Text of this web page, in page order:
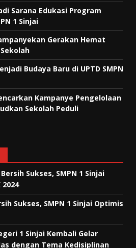
Sarana Edukasi Program
1 Sinjai
Gerakan Hemat
Budaya Baru di UPTD SMPN
Kampanye Pengelolaan
Sekolah Peduli
Sukses, SMPN 1 Sinjai
Sukses, SMPN 1 Sinjai Optimis
1 Sinjai Kembali Gelar
dengan Tema Kedisiplinan